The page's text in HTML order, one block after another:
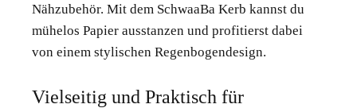
Nähzubehör. Mit dem SchwaaBa Kerb kannst du
mühelos Papier ausstanzen und profitierst dabei
von einem stylischen Regenbogendesign.
Vielseitig und Praktisch für